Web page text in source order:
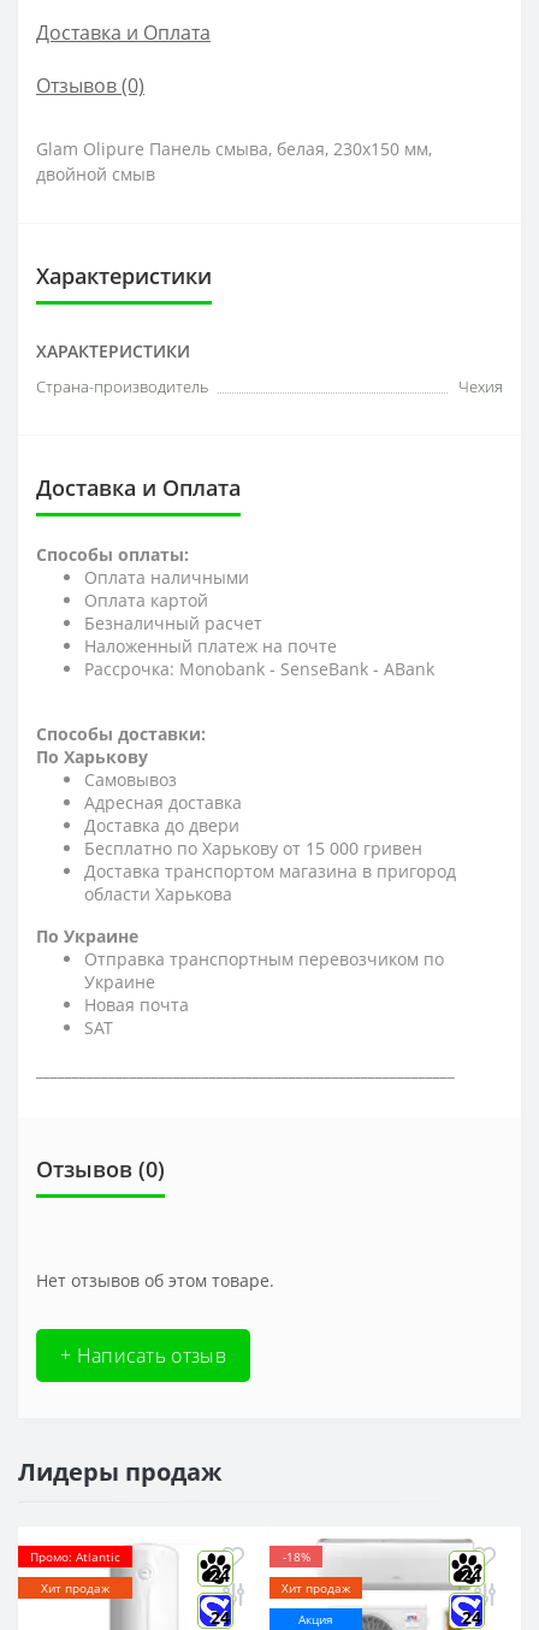
Доставка и Оплата
Отзывов (0)
Glam Olipure Панель смыва, белая, 230х150 мм,
двойной смыв
Характеристики
ХАРАКТЕРИСТИКИ
Страна-производитель Чехия
Доставка и Оплата
Способы оплаты:
Оплата наличными
Оплата картой
Безналичный расчет
Наложенный платеж на почте
Рассрочка: Monobank - SenseBank - АBank
Способы доставки:
По Харькову
Самовывоз
Адресная доставка
Доставка до двери
Бесплатно по Харькову от 15 000 гривен
Доставка транспортом магазина в пригород
области Харькова
По Украине
Отправка транспортным перевозчиком по
Украине
Новая почта
SAT
Отзывов (0)
Нет отзывов об этом товаре.
+ Написать отзыв
Лидеры продаж
Промо: Atlantic
Хит продаж
24
24
-18%
Хит продаж
Акция
24
24